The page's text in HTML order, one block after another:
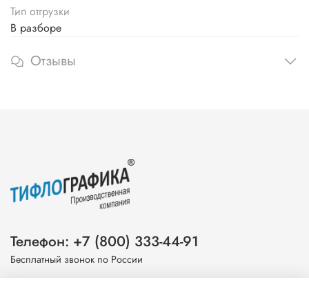
Тип отгрузки
В разборе
Отзывы
Телефон: +7 (800) 333-44-91
Бесплатный звонок по России